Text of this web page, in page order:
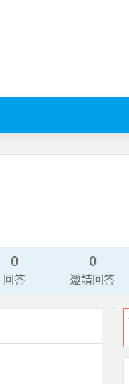
0
回答
0
邀請回答